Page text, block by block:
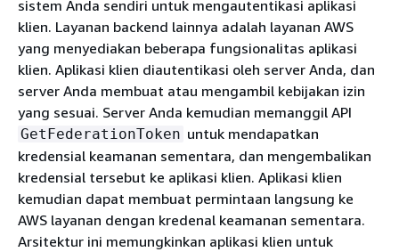
sistem Anda sendiri untuk mengautentikasi aplikasi
klien. Layanan backend lainnya adalah layanan AWS
yang menyediakan beberapa fungsionalitas aplikasi
klien. Aplikasi klien diautentikasi oleh server Anda, dan
server Anda membuat atau mengambil kebijakan izin
yang sesuai. Server Anda kemudian memanggil API
GetFederationToken untuk mendapatkan
kredensial keamanan sementara, dan mengembalikan
kredensial tersebut ke aplikasi klien. Aplikasi klien
kemudian dapat membuat permintaan langsung ke
AWS layanan dengan kredenal keamanan sementara.
Arsitektur ini memungkinkan aplikasi klien untuk